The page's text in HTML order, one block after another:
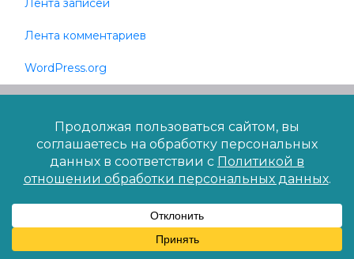
Лента записей
Лента комментариев
WordPress.org
Сведения об образовательной организации
Политика конфиденциальности